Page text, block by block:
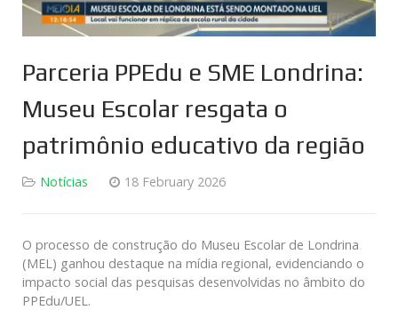
Parceria PPEdu e SME Londrina:
Museu Escolar resgata o
patrimônio educativo da região
Notícias 18 February 2026
O processo de construção do Museu Escolar de Londrina
(MEL) ganhou destaque na mídia regional, evidenciando o
impacto social das pesquisas desenvolvidas no âmbito do
PPEdu/UEL.